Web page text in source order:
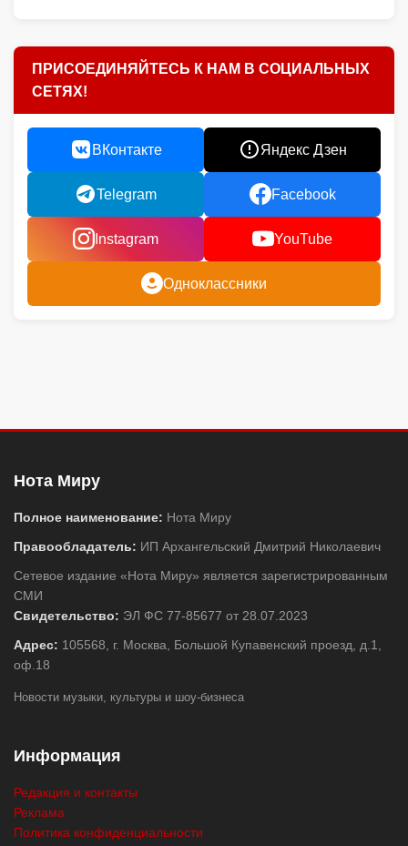
ПРИСОЕДИНЯЙТЕСЬ К НАМ В СОЦИАЛЬНЫХ
СЕТЯХ!
ВКонтакте Яндекс Дзен
Telegram Facebook
Instagram YouTube
Одноклассники
Нота Миру
Полное наименование: Нота Миру
Правообладатель: ИП Архангельский Дмитрий Николаевич
Сетевое издание «Нота Миру» является зарегистрированным
СМИ
Свидетельство: ЭЛ ФС 77-85677 от 28.07.2023
Адрес: 105568, г. Москва, Большой Купавенский проезд, д.1,
оф.18
Новости музыки, культуры и шоу-бизнеса
Информация
Редакция и контакты
Реклама
Политика конфиденциальности